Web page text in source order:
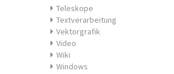
Teleskope
Textverarbeitung
Vektorgrafik
Video
Wiki
Windows